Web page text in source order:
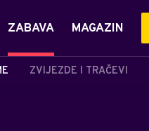
ZABAVA
ZVIJEZDE I TRAČEVI
MAGAZIN